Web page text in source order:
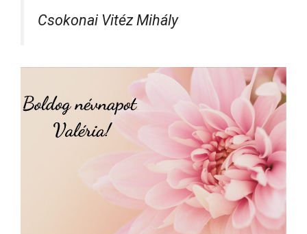
Csokonai Vitéz Mihály